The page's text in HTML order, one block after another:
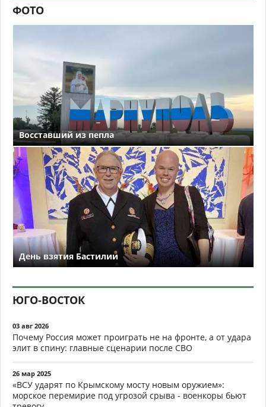
ФОТО
Восставший из пепла
День взятия Бастилии
ЮГО-ВОСТОК
03 авг 2026
Почему Россия может проиграть не на фронте, а от удара
элит в спину: главные сценарии после СВО
26 мар 2025
«ВСУ ударят по Крымскому мосту новым оружием»:
морское перемирие под угрозой срыва - военкоры бьют